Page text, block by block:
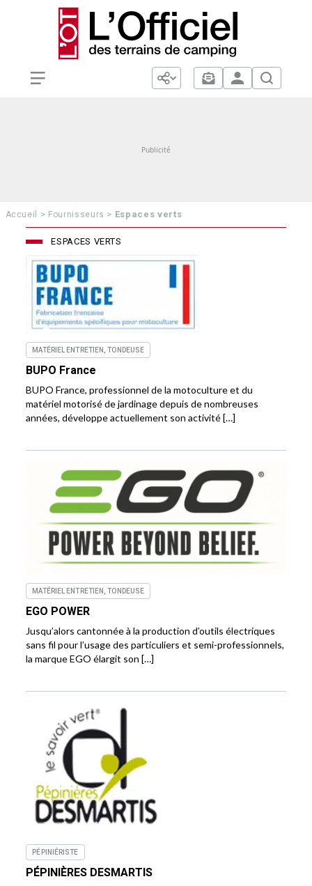
Accueil > Fournisseurs > Espaces verts
ESPACES VERTS
MATÉRIEL ENTRETIEN, TONDEUSE
BUPO France
BUPO France, professionnel de la motoculture et du
matériel motorisé de jardinage depuis de nombreuses
années, développe actuellement son activité […]
MATÉRIEL ENTRETIEN, TONDEUSE
EGO POWER
Jusqu’alors cantonnée à la production d’outils électriques
sans fil pour l’usage des particuliers et semi-professionnels,
la marque EGO élargit son […]
PÉPINIÉRISTE
PÉPINIÈRES DESMARTIS